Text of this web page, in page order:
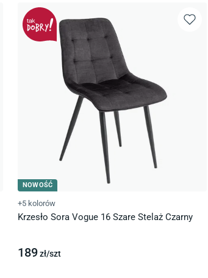
NOWOŚĆ
+5 kolorów
Krzesło Sora Vogue 16 Szare Stelaż Czarny
189zł/szt